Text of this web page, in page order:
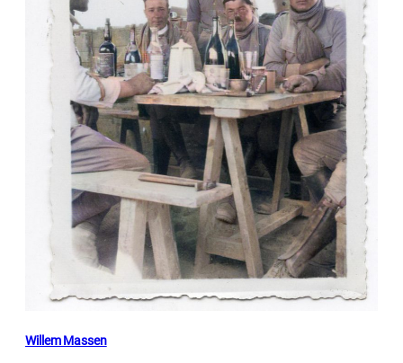
Willem Massen